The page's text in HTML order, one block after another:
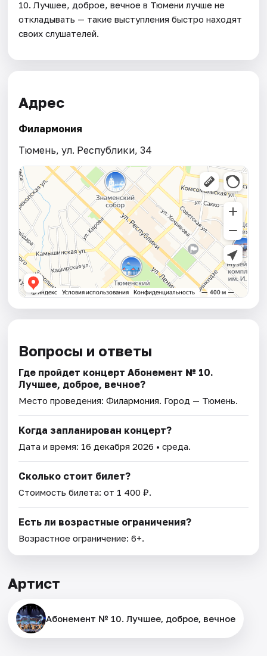
10. Лучшее, доброе, вечное в Тюмени лучше не
откладывать — такие выступления быстро находят
своих слушателей.
Адрес
Филармония
Тюмень, ул. Республики, 34
Вопросы и ответы
Где пройдет концерт Абонемент № 10.
Лучшее, доброе, вечное?
Место проведения:Филармония. Город — Тюмень.
Когда запланирован концерт?
Дата и время: 16 декабря 2026 • среда.
Сколько стоит билет?
Стоимость билета: от 1 400 ₽.
Есть ли возрастные ограничения?
Возрастное ограничение: 6+.
Артист
Абонемент № 10. Лучшее, доброе, вечное